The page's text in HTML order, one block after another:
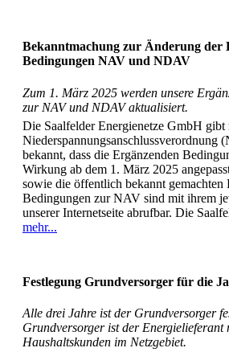
Bekanntmachung zur Änderung der
Bedingungen NAV und NDAV
Zum 1. März 2025 werden unsere
zur NAV und NDAV aktualisiert.
Die Saalfelder Energienetze GmbH gibt
Niederspannungsanschlussverordnung
bekannt, dass die Ergänzenden
Wirkung ab dem 1. März 2025
sowie die öffentlich bekannt gemachten
Bedingungen zur NAV sind mit ihrem
unserer Internetseite abrufbar. Die
mehr...
Festlegung Grundversorger für die
Alle drei Jahre ist der Grundversorger
Grundversorger ist der Energielieferant
Haushaltskunden im Netzgebiet.